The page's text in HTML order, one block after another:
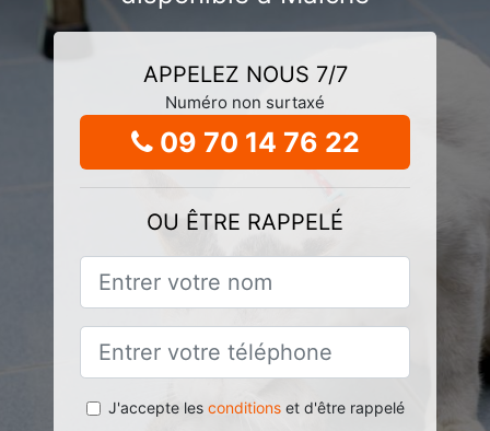
APPELEZ NOUS 7/7
Numéro non surtaxé
09 70 14 76 22
OU ÊTRE RAPPELÉ
J'accepte les conditionset d'être rappelé